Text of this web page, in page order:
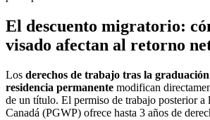
El descuento migratorio:
visado afectan al retorno
Los derechos de trabajo tras la graduación
residencia permanente modifican
de un título. El permiso de trabajo posterior a
Canadá (PGWP) ofrece hasta 3 años de